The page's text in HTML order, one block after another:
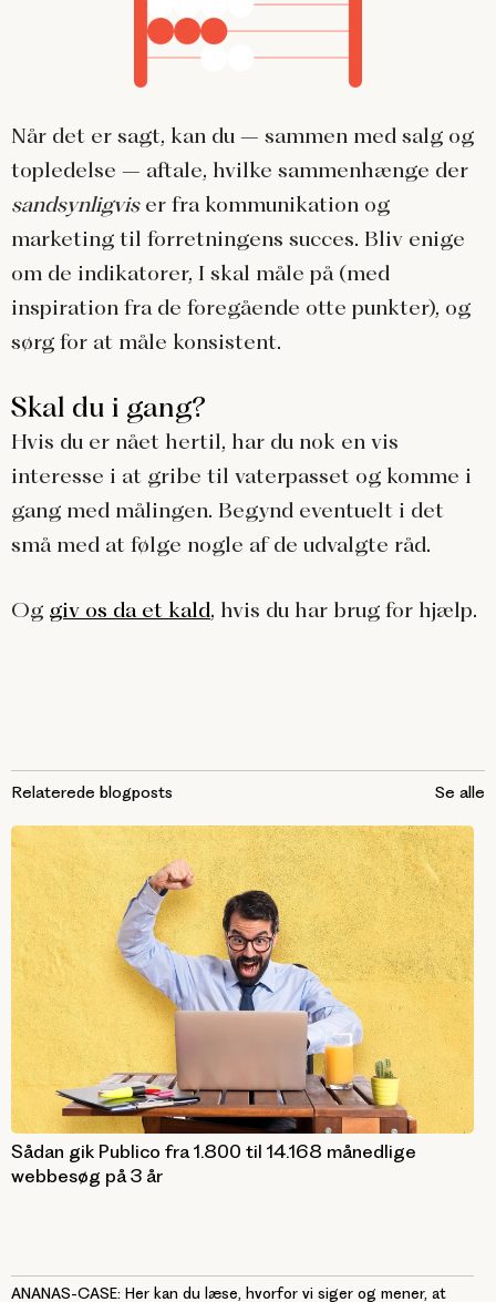
Når det er sagt, kan du – sammen med salg og
topledelse – aftale, hvilke sammenhænge der
sandsynligviser fra kommunikation og
marketing til forretningens succes. Bliv enige
om de indikatorer, I skal måle på (med
inspiration fra de foregående otte punkter), og
sørg for at måle konsistent.
Skal du i gang?
Hvis du er nået hertil, har du nok en vis
interesse i at gribe til vaterpasset og komme i
gang med målingen. Begynd eventuelt i det
små med at følge nogle af de udvalgte råd.
Og giv os da et kald, hvis du har brug for hjælp.
Relaterede blogposts Se alle
Sådan gik Publico fra 1.800 til 14.168 månedlige
webbesøg på 3 år
ANANAS-CASE: Her kan du læse, hvorfor vi siger og mener, at